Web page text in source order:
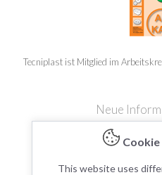
Tecniplast ist Mitglied im
Neue
This website uses